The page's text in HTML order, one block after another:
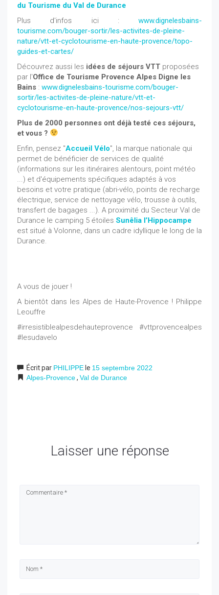
du Tourisme du Val de Durance
Plus d'infos ici : www.dignelesbains-
tourisme.com/bouger-sortir/les-activites-de-pleine-
nature/vtt-et-cyclotourisme-en-haute-provence/topo-
guides-et-cartes/
Découvrez aussi les idées de séjours VTT proposées
par l'Office de Tourisme Provence Alpes Digne les
Bains : www.dignelesbains-tourisme.com/bouger-
sortir/les-activites-de-pleine-nature/vtt-et-
cyclotourisme-en-haute-provence/nos-sejours-vtt/
Plus de 2000 personnes ont déjà testé ces séjours,
et vous ?
Enfin, pensez "Accueil Vélo", la marque nationale qui
permet de bénéficier de services de qualité
(informations sur les itinéraires alentours, point météo
...) et d'équipements spécifiques adaptés à vos
besoins et votre pratique (abri-vélo, points de recharge
électrique, service de nettoyage vélo, trousse à outils,
transfert de bagages ...). A proximité du Secteur Val de
Durance le camping 5 étoiles Sunêlia l’Hippocampe
est situé à Volonne, dans un cadre idyllique le long de la
Durance.
A vous de jouer !
A bientôt dans les Alpes de Haute-Provence ! Philippe
Leouffre
#irresistiblealpesdehauteprovence #vttprovencealpes
#lesudavelo
Écrit par PHILIPPE le 15 septembre 2022
Alpes-Provence, Val de Durance
Laisser une réponse